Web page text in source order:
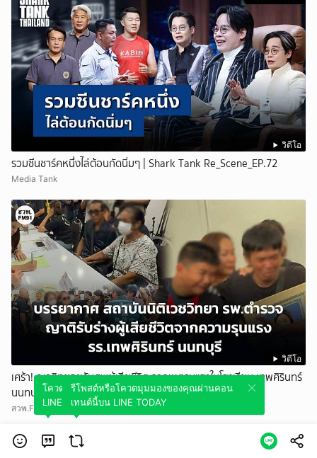
วิดีโอ
รวมซีนชาร์คหนึ่งไล่ต้อนกัดนิ่มๆ | Shark Tank Re_Scene_EP.72
Media Tank
วิดีโอ
เศร้า! ญาติทยอยรับศพผู้เสียชีวิต จากเหตุรุนแรงในโรงเรียน เทพศิรินทร์
นนทบุรี
สวพ.FM91
โควตมุมมองของคุณผ่านคอนเทนต์นี้บน
LINE TODAY
รีโพสต์หรือโควตมุมมองของคุณผ่านคอน
เทนต์นี้บน LINE TODAY